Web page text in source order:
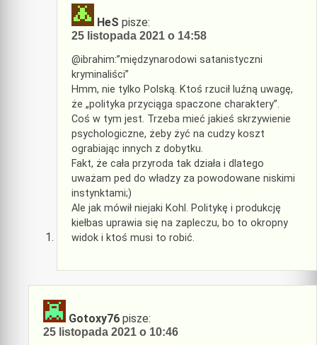
HeS pisze:
25 listopada 2021 o 14:58
@ibrahim:”międzynarodowi satanistyczni
kryminaliści”
Hmm, nie tylko Polską. Ktoś rzucił luźną uwagę,
że „polityka przyciąga spaczone charaktery”.
Coś w tym jest. Trzeba mieć jakieś skrzywienie
psychologiczne, żeby żyć na cudzy koszt
ograbiając innych z dobytku.
Fakt, że cała przyroda tak działa i dlatego
uważam ped do władzy za powodowane niskimi
instynktami;)
Ale jak mówił niejaki Kohl. Politykę i produkcję
kiełbas uprawia się na zapleczu, bo to okropny
widok i ktoś musi to robić.
Gotoxy76 pisze:
25 listopada 2021 o 10:46